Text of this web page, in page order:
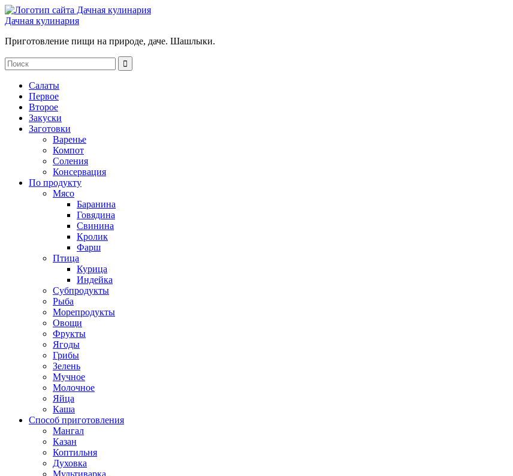
Дачная кулинария
Приготовление пищи на природе, даче. Шашлыки.
Салаты
Первое
Второе
Закуски
Заготовки
Варенье
Компот
Соления
Консервация
По продукту
Мясо
Баранина
Говядина
Свинина
Кролик
Фарш
Птица
Курица
Индейка
Субпродукты
Рыба
Морепродукты
Овощи
Фрукты
Ягоды
Грибы
Зелень
Мучное
Молочное
Яйца
Каша
Способ приготовления
Мангал
Казан
Коптильня
Духовка
Мультиварка